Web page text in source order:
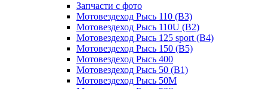
Запчасти с фото
Мотовездеход Рысь 110 (B3)
Мотовездеход Рысь 110U (B2)
Мотовездеход Рысь 125 sport (B4)
Мотовездеход Рысь 150 (B5)
Мотовездеход Рысь 400
Мотовездеход Рысь 50 (B1)
Мотовездеход Рысь 50M